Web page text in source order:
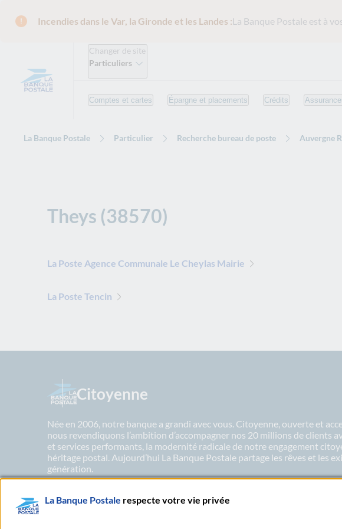
Incendies dans le Var, la Gironde et les Landes :La Banque Postale est à
Changer de site
Particuliers
Comptes et cartes Épargne et placements Crédits
La Banque Postale Particulier Recherche bureau de poste Auvergne
Theys (38570)
La Poste Agence Communale Le Cheylas Mairie
La Poste Tencin
Citoyenne
Née en 2006, notre banque a grandi avec vous. Citoyenne, ouverte et
nous revendiquons l’ambition d’accompagner nos 20 millions de clients
et services performants, la modernité radicale de notre engagement
héritage postal. Aujourd’hui La Banque Postale partage les rêves et les
génération.
En savoir plus sur nos engagements
La Banque Postale respecte votre vie privée